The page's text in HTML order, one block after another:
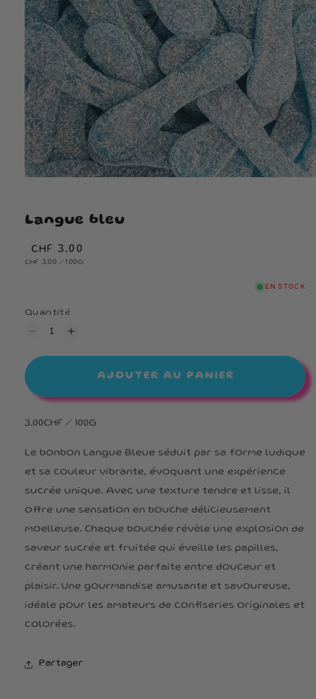
Langue bleu
Prix
habituel
CHF 3.00
PRIX
CHF 3.00 / PAR
100G
EN STOCK
Quantité
Réduire
quantité
Augmenter
quantité
LangueAJOUTER AU PANIER
3.00CHF / 100G
Le bonbon Langue Bleue séduit par sa forme ludique
et sa couleur vibrante, évoquant une expérience
sucrée unique. Avec une texture tendre et lisse, il
offre une sensation en bouche délicieusement
moelleuse. Chaque bouchée révèle une explosion de
saveur sucrée et fruitée qui éveille les papilles,
créant une harmonie parfaite entre douceur et
plaisir. Une gourmandise amusante et savoureuse,
idéale pour les amateurs de confiseries originales et
colorées.
Partager